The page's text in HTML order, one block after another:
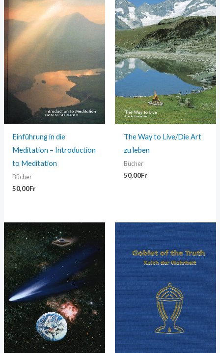
Einführung in die
Meditation – Introduction
to Meditation
Bücher
50,00Fr
The Way to Live/Die Art
zu leben
Bücher
50,00Fr